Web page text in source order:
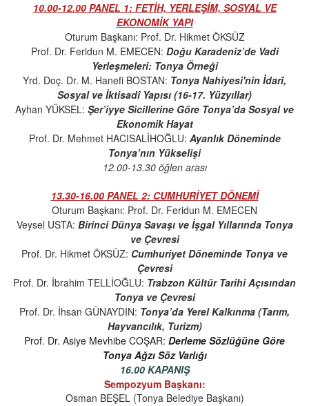
10.00-12.00 PANEL 1: FETİH, YERLEŞİM, SOSYAL VE
EKONOMİK YAPI
Oturum Başkanı: Prof. Dr. Hikmet ÖKSÜZ
Prof. Dr. Feridun M. EMECEN: Doğu Karadeniz’de Vadi
Yerleşmeleri: Tonya Örneği
Yrd. Doç. Dr. M. Hanefi BOSTAN: Tonya Nahiyesi'nin İdarî,
Sosyal ve İktisadî Yapısı (16-17. Yüzyıllar)
Ayhan YÜKSEL: Şer’iyye Sicillerine Göre Tonya’da Sosyal ve
Ekonomik Hayat
Prof. Dr. Mehmet HACISALİHOĞLU: Ayanlık Döneminde
Tonya’nın Yükselişi
12.00-13.30 öğlen arası
13.30-16.00 PANEL 2: CUMHURİYET DÖNEMİ
Oturum Başkanı: Prof. Dr. Feridun M. EMECEN
Veysel USTA: Birinci Dünya Savaşı ve İşgal Yıllarında Tonya
ve Çevresi
Prof. Dr. Hikmet ÖKSÜZ: Cumhuriyet Döneminde Tonya ve
Çevresi
Prof. Dr. İbrahim TELLİOĞLU: Trabzon Kültür Tarihi Açısından
Tonya ve Çevresi
Prof. Dr. İhsan GÜNAYDIN: Tonya’da Yerel Kalkınma (Tarım,
Hayvancılık, Turizm)
Prof. Dr. Asiye Mevhibe COŞAR: Derleme Sözlüğüne Göre
Tonya Ağzı Söz Varlığı
16.00 KAPANIŞ
Sempozyum Başkanı:
Osman BEŞEL (Tonya Belediye Başkanı)